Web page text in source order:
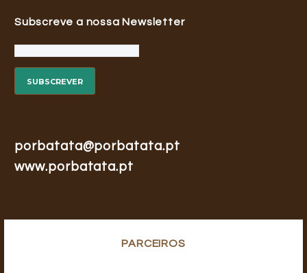
Subscreve a nossa Newsletter
porbatata@porbatata.pt
www.porbatata.pt
PARCEIROS